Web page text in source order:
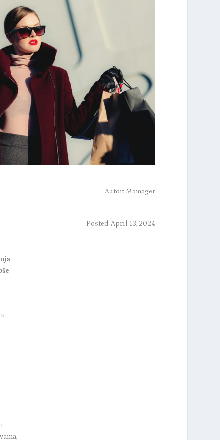
Autor: Mamager
Posted: April 13, 2024
.
i